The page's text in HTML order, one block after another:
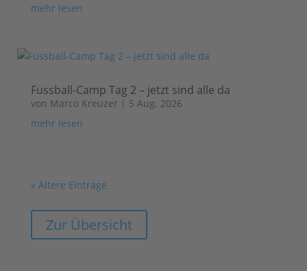
mehr lesen
Fussball-Camp Tag 2 – jetzt sind alle da
von Marco Kreuzer | 5 Aug. 2026
mehr lesen
« Ältere Einträge
Zur Übersicht